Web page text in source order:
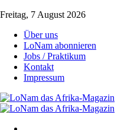
Freitag, 7 August 2026
Über uns
LoNam abonnieren
Jobs / Praktikum
Kontakt
Impressum